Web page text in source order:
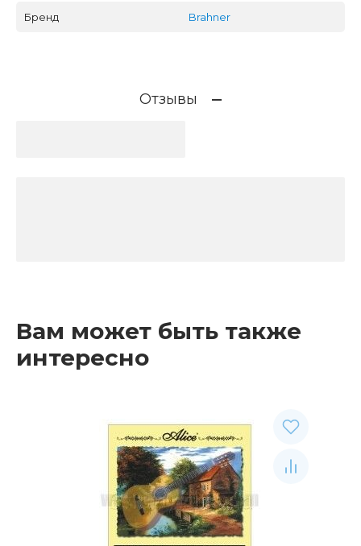
Бренд Brahner
Отзывы
Вам может быть также
интересно